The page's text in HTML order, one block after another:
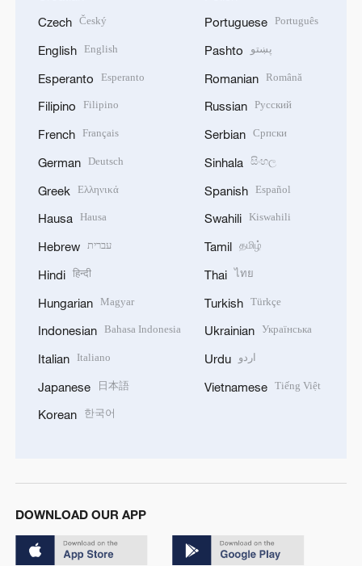
Czech Český
English English
Esperanto Esperanto
Filipino Filipino
French Français
German Deutsch
Greek Ελληνικά
Hausa Hausa
Hebrew עברית
Hindi हिन्दी
Hungarian Magyar
Indonesian Bahasa Indonesia
Italian Italiano
Japanese 日本語
Korean 한국어
Portuguese Português
Pashto پښتو
Romanian Română
Russian Русский
Serbian Српски
Sinhala සිංහල
Spanish Español
Swahili Kiswahili
Tamil தமிழ்
Thai ไทย
Turkish Türkçe
Ukrainian Українська
Urdu اردو
Vietnamese Tiếng Việt
DOWNLOAD OUR APP